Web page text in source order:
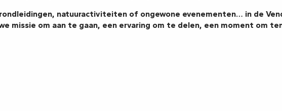
natuuractiviteiten of ongewone evenementen… in de
missie om aan te gaan, een ervaring om te delen, een moment om